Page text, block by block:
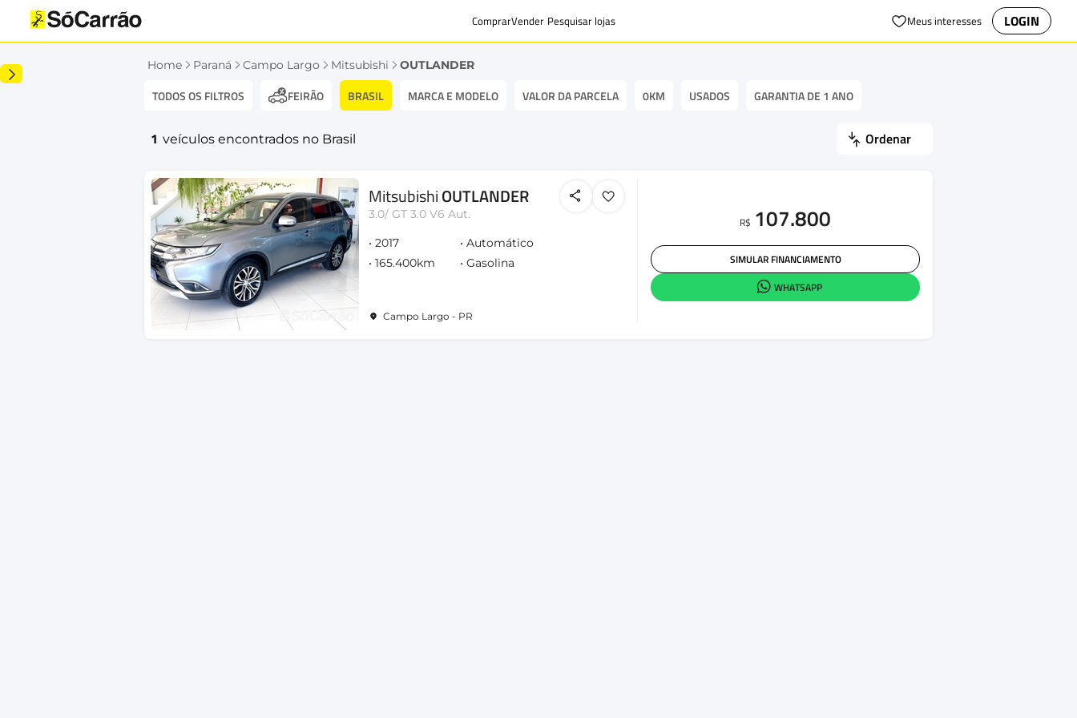
ComprarVender Pesquisar lojas Meus interesses LOGIN
Home Paraná Campo Largo Mitsubishi OUTLANDER
TODOS OS FILTROS FEIRÃO BRASIL MARCA E MODELO VALOR DA PARCELA 0KM USADOS GARANTIA DE 1 ANO
1 veículos encontrados no Brasil Ordenar
MitsubishiOUTLANDER
3.0/ GT 3.0 V6 Aut.
2017
Automático
165.400km
Gasolina
Campo Largo - PR
R$ 107.800
SIMULAR FINANCIAMENTO
WHATSAPP